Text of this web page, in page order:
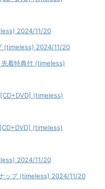
2024/11/20
(timeless) 2024/11/20
着特典付 (timeless)
(timeless)
(timeless)
2024/11/20
ップ (timeless) 2024/11/20